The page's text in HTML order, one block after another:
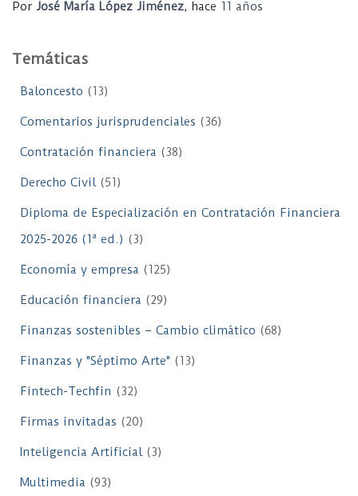
Por José María López Jiménez, hace 11 años
Temáticas
Baloncesto (13)
Comentarios jurisprudenciales (36)
Contratación financiera (38)
Derecho Civil(51)
Diploma de Especialización en Contratación Financiera
2025-2026 (1ª ed.) (3)
Economía y empresa (125)
Educación financiera (29)
Finanzas sostenibles – Cambio climático (68)
Finanzas y "Séptimo Arte" (13)
Fintech-Techfin (32)
Firmas invitadas (20)
Inteligencia Artificial(3)
Multimedia (93)